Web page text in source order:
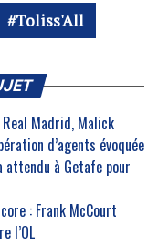
Toliss'All
Real Madrid, Malick
d’agents évoquée
attendu à Getafe pour
: Frank McCourt
l’OL